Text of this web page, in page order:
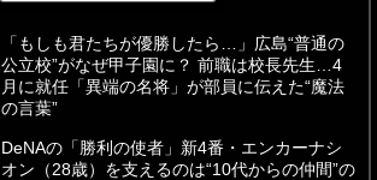
「もしも君たちが優勝したら…」広島“普通の
公立校”がなぜ甲子園に？ 前職は校長先生…4
月に就任「異端の名将」が部員に伝えた“魔法
の言葉”
DeNAの「勝利の使者」新4番・エンカーナシ
オン（28歳）を支えるのは“10代からの仲間”の